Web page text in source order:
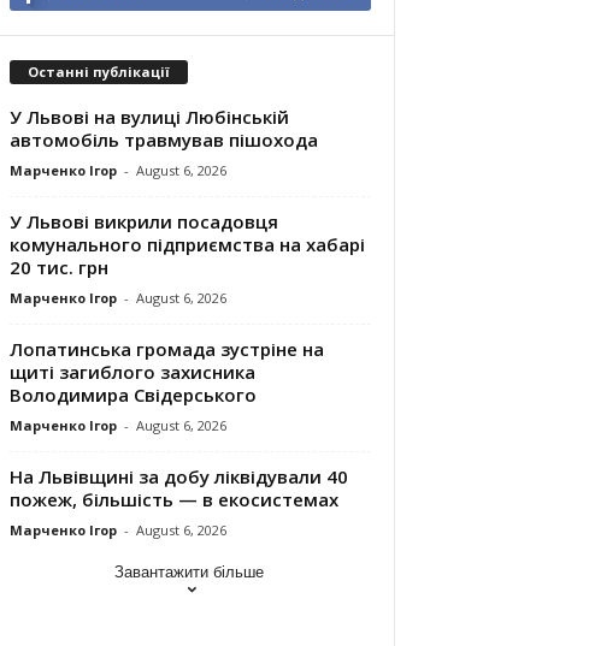
Останні публікації
У Львові на вулиці Любінській
автомобіль травмував пішохода
Марченко Ігор - August 6, 2026
У Львові викрили посадовця
комунального підприємства на хабарі
20 тис. грн
Марченко Ігор - August 6, 2026
Лопатинська громада зустріне на
щиті загиблого захисника
Володимира Свідерського
Марченко Ігор - August 6, 2026
На Львівщині за добу ліквідували 40
пожеж, більшість — в екосистемах
Марченко Ігор - August 6, 2026
Завантажити більше